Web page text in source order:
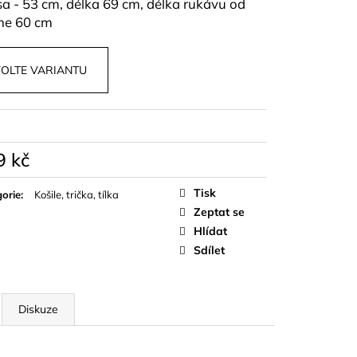
60 cm
VARIANTU
kč
: Košile, trička, tílka
Tisk
Zeptat se
Hlídat
Sdílet
Diskuze
A SUKNĚ BELISSE